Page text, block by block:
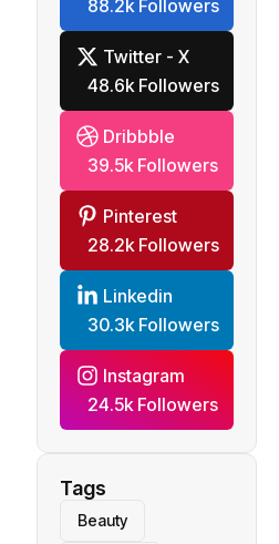
88.2k Followers
Twitter - X
48.6k Followers
Dribbble
39.5k Followers
Pinterest
28.2k Followers
Linkedin
30.3k Followers
Instagram
24.5k Followers
Tags
Beauty